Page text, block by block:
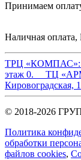
Принимаем
Наличная оплата,
ТРЦ «КОМПАС»:
этаж 0. ТЦ
Кировоградская,
© 2018-2026
Политика
обработки
файлов cookies,